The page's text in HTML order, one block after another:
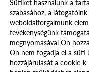
2009
Süti
Sütiket használunk a
szabásához, a
weboldalforgalmunk
tevékenységünk
megnyomásával Ön
Ön nem fogadja el a süti
hozzájárulását a cookie-k